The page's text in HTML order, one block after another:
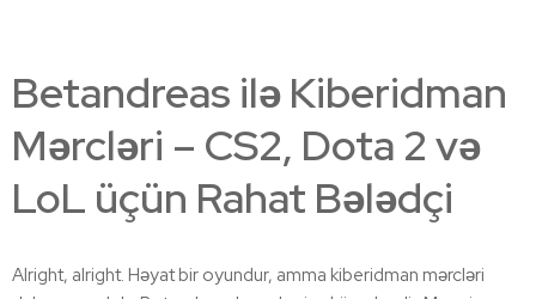
Betandreas ilə Kiberidman
Mərcləri – CS2, Dota 2 və
LoL üçün Rahat Bələdçi
Alright, alright. Həyat bir oyundur, amma kiberidman mərcləri